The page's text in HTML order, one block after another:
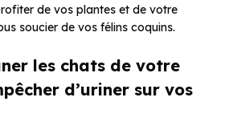
de vos plantes et de votre
soucier de vos félins coquins.
les chats de votre
d’uriner sur vos